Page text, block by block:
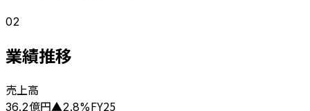
02
業績推移
売上高
36.2億円▲2.8%FY25